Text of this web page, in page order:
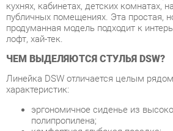
ЧЕМ ВЫДЕЛЯЮТСЯ СТУЛЬЯ DSW?
Линейка DSW отличается целым рядом
характеристик:
эргономичное сиденье из
полипропилена;
комфортная глубокая посадка;
поддерживающая спинка,
легкий и прочный каркас из
натуральным массивом бука;
устойчивость опорного блока и